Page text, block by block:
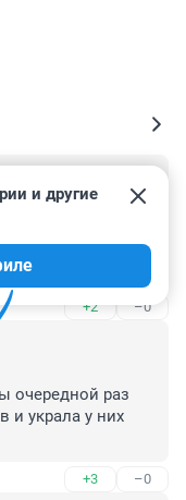
до пенсии лет
+2 –0
и другие
очередной раз
и украла у них
нибудь да
+3 –0